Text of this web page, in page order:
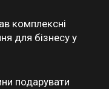
комплексні
для бізнесу у
подарувати